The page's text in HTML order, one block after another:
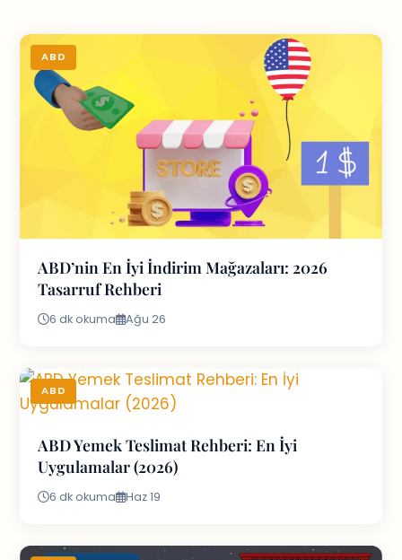
ABD
ABD’nin En İyi İndirim Mağazaları: 2026
Tasarruf Rehberi
6 dk okuma Ağu 26
ABD
ABD Yemek Teslimat Rehberi: En İyi
Uygulamalar (2026)
6 dk okuma Haz 19